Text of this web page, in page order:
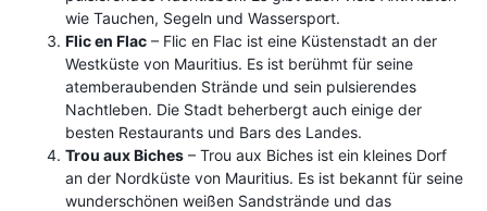
wie Tauchen, Segeln und Wassersport.
Flic en Flac – Flic en Flac ist eine Küstenstadt an der
Westküste von Mauritius. Es ist berühmt für seine
atemberaubenden Strände und sein pulsierendes
Nachtleben. Die Stadt beherbergt auch einige der
besten Restaurants und Bars des Landes.
Trou aux Biches – Trou aux Biches ist ein kleines Dorf
an der Nordküste von Mauritius. Es ist bekannt für seine
wunderschönen weißen Sandstrände und das